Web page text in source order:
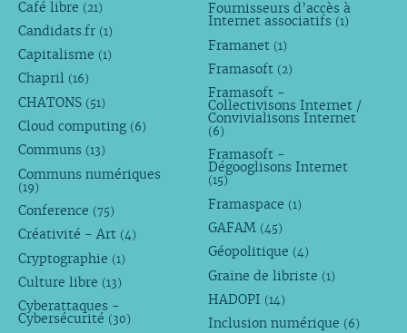
Café libre (21)
Candidats.fr (1)
Capitalisme (1)
Chapril (16)
CHATONS (51)
Cloud computing (6)
Communs (13)
Communs numériques
(19)
Conference (75)
Créativité - Art (4)
Cryptographie (1)
Culture libre (13)
Cyberattaques -
Cybersécurité (30)
Fournisseurs d’accès à
Internet associatifs (1)
Framanet (1)
Framasoft (2)
Framasoft -
Collectivisons Internet /
Convivialisons Internet
(6)
Framasoft -
Dégooglisons Internet
(15)
Framaspace (1)
GAFAM (45)
Géopolitique (4)
Graine de libriste (1)
HADOPI (14)
Inclusion numérique (6)